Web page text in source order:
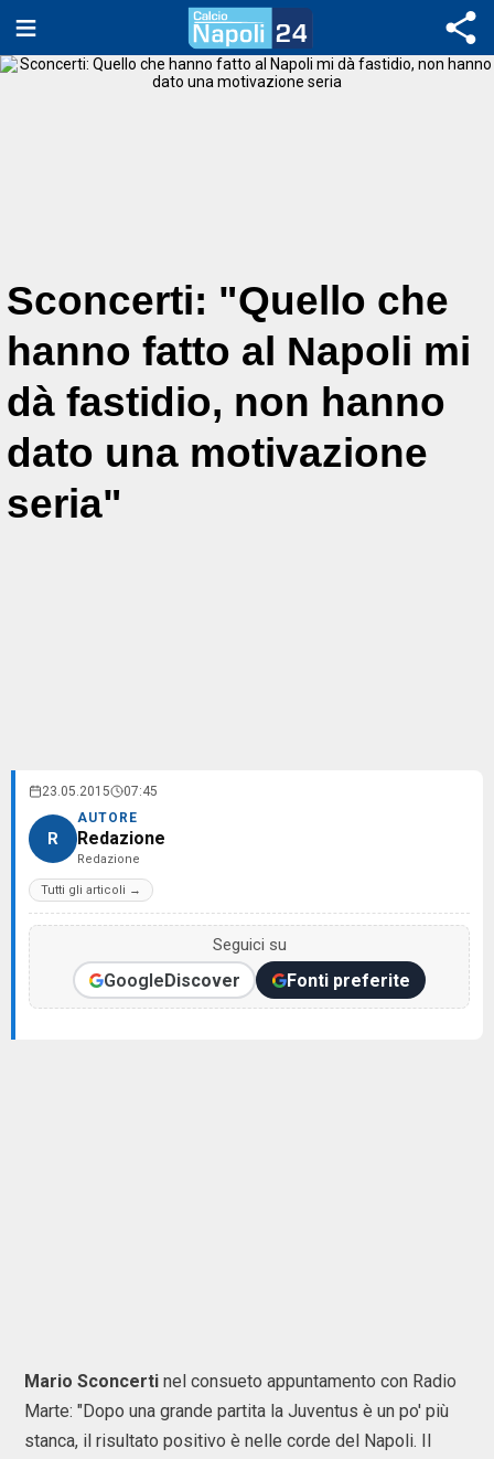
Sconcerti: "Quello che
hanno fatto al Napoli mi
dà fastidio, non hanno
dato una motivazione
seria"
23.05.2015 07:45
R
AUTORE
Redazione
Redazione
Tutti gli articoli →
Seguici su
GoogleDiscover Fonti preferite
Mario Sconcerti nel consueto appuntamento con Radio
Marte: "Dopo una grande partita la Juventus è un po' più
stanca, il risultato positivo è nelle corde del Napoli. Il